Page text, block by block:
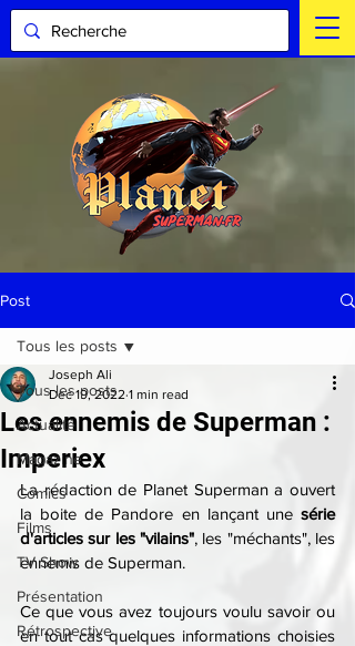
Post
Tous les posts
Actualité
Magazine
Comics
Films
TV Show
Présentation
Rétrospective
Tous les posts
Les ennemis de Superman :
Imperiex
Joseph Ali
Dec 19, 2022 1 min read
La rédaction de Planet Superman a ouvert
la boite de Pandore en lançant une série
d'articles sur les "vilains", les "méchants", les
ennemis de Superman.
Ce que vous avez toujours voulu savoir ou
en tout cas quelques informations choisies